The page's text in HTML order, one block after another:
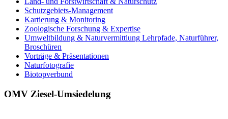
Schutzgebiets-Management
Kartierung & Monitoring
Zoologische Forschung & Expertise
Umweltbildung & Naturvermittlung Lehrpfade, Naturführer,
Broschüren
Vorträge & Präsentationen
Naturfotografie
Biotopverbund
OMV Ziesel-Umsiedelung